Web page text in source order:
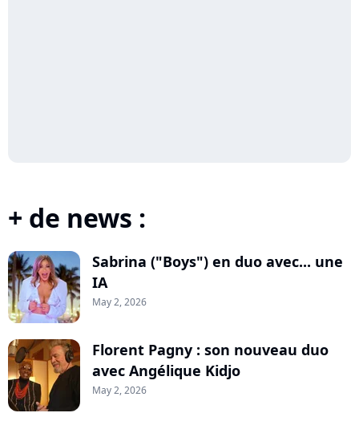
+ de news :
Sabrina ("Boys") en duo avec... une
IA
May 2, 2026
Florent Pagny : son nouveau duo
avec Angélique Kidjo
May 2, 2026